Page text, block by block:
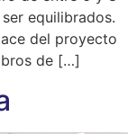
equilibrados.
del proyecto
de […]